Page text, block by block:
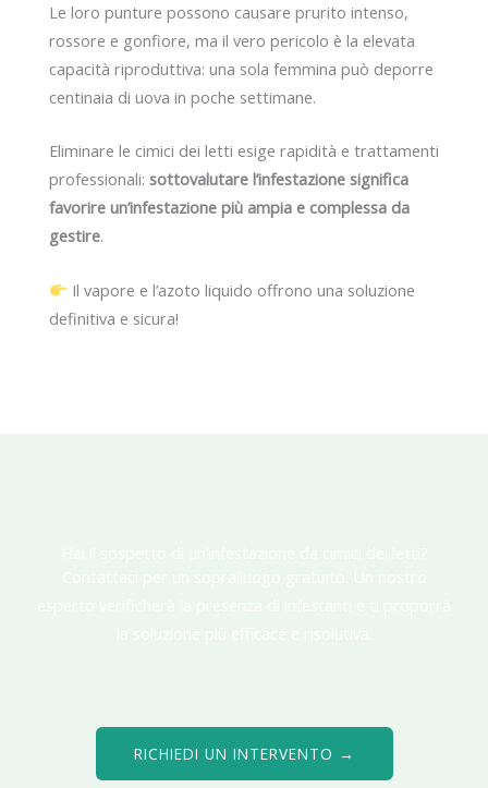
Le loro punture possono causare prurito intenso,
rossore e gonfiore, ma il vero pericolo è la elevata
capacità riproduttiva: una sola femmina può deporre
centinaia di uova in poche settimane.
Eliminare le cimici dei letti esige rapidità e trattamenti
professionali: sottovalutare l’infestazione significa
favorire un’infestazione più ampia e complessa da
gestire.
Il vapore e l’azoto liquido offrono una soluzione
definitiva e sicura!
RICHIEDI UN INTERVENTO →